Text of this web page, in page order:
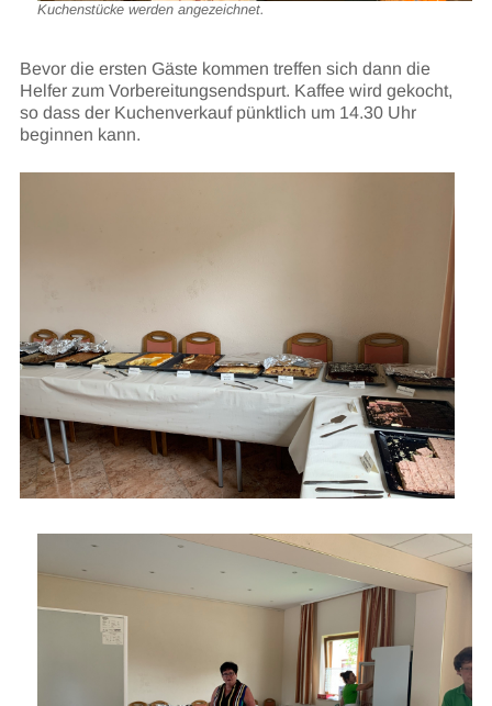
Kuchenstücke werden angezeichnet.
Bevor die ersten Gäste kommen treffen sich dann die
Helfer zum Vorbereitungsendspurt. Kaffee wird gekocht,
so dass der Kuchenverkauf pünktlich um 14.30 Uhr
beginnen kann.